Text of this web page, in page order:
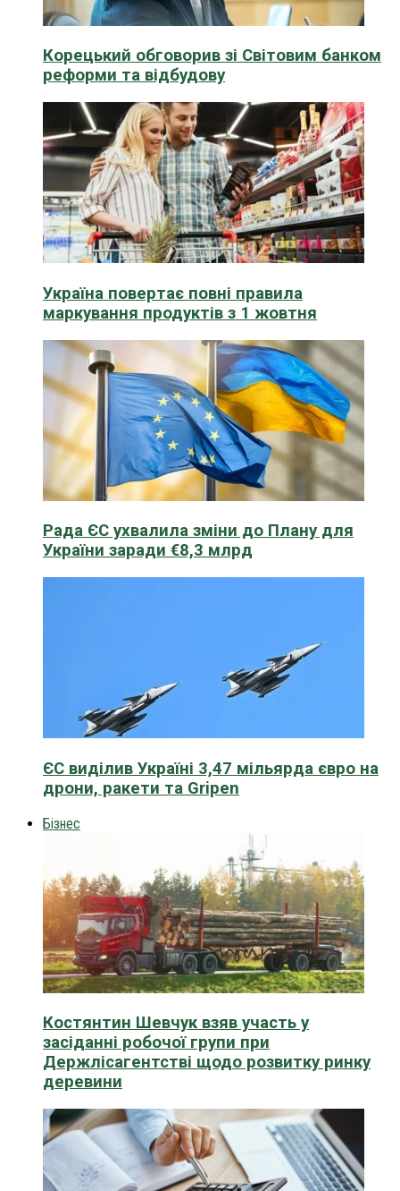
Корецький обговорив зі Світовим банком
реформи та відбудову
Україна повертає повні правила
маркування продуктів з 1 жовтня
Рада ЄС ухвалила зміни до Плану для
України заради €8,3 млрд
ЄС виділив Україні 3,47 мільярда євро на
дрони, ракети та Gripen
Бізнес
Костянтин Шевчук взяв участь у
засіданні робочої групи при
Держлісагентстві щодо розвитку ринку
деревини